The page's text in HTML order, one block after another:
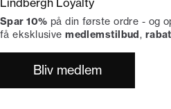
dit køb
Lindbergh Ambassadør
Lindbergh Loyalty
Spar 10% på din første ordre - og
få eksklusivemedlemstilbud,
Bliv medlem